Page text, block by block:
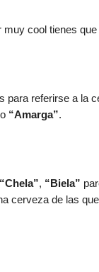
cool tienes
para referirse a la
o“Amarga”.
“Chela”, “Biela”
cerveza de las